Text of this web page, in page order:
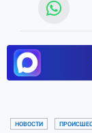
НОВОСТИ